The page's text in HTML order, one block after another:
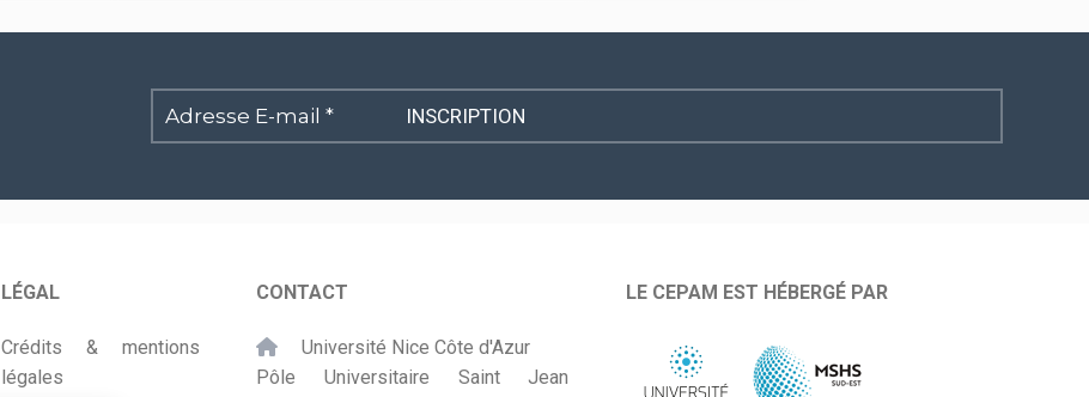
Adresse
E-
LÉGAL
Crédits & mentions
légales
CONTACT
Université Nice Côte d'Azur
Pôle Universitaire Saint Jean
LE CEPAM EST HÉBERGÉ PAR